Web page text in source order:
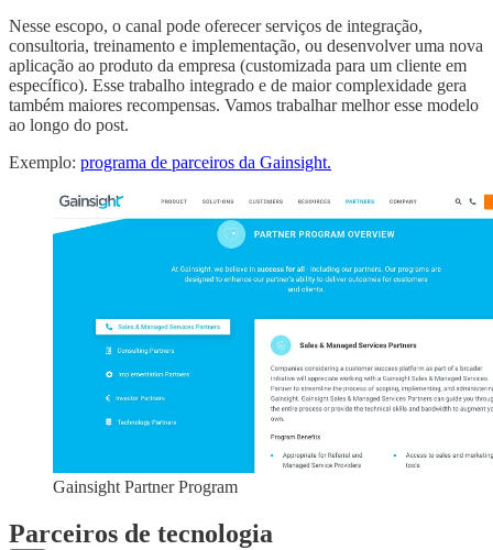
Nesse escopo, o canal pode oferecer serviços de integração,
consultoria, treinamento e implementação, ou desenvolver uma nova
aplicação ao produto da empresa (customizada para um cliente em
específico). Esse trabalho integrado e de maior complexidade gera
também maiores recompensas. Vamos trabalhar melhor esse modelo
ao longo do post.
Exemplo: programa de parceiros da Gainsight.
Gainsight Partner Program
Parceiros de tecnologia